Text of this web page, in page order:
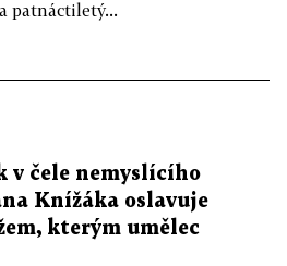
patnáctiletý...
v čele nemyslícího
Knížáka oslavuje
kterým umělec